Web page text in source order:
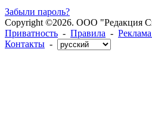
Забыли пароль?
Copyright ©2026. ООО "Редакция
Приватность - Правила -
Контакты -